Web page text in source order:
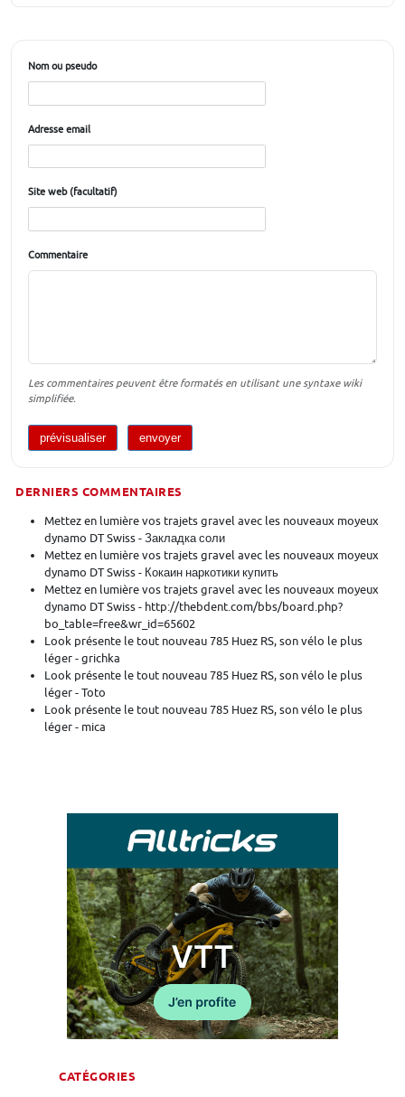
Nom ou pseudo
Adresse email
Site web (facultatif)
Commentaire
Les commentaires peuvent être formatés en utilisant une syntaxe wiki
simplifiée.
DERNIERS COMMENTAIRES
Mettez en lumière vos trajets gravel avec les nouveaux moyeux
dynamo DT Swiss - Закладка соли
Mettez en lumière vos trajets gravel avec les nouveaux moyeux
dynamo DT Swiss - Кокаин наркотики купить
Mettez en lumière vos trajets gravel avec les nouveaux moyeux
dynamo DT Swiss - http://thebdent.com/bbs/board.php?
bo_table=free&wr_id=65602
Look présente le tout nouveau 785 Huez RS, son vélo le plus
léger - grichka
Look présente le tout nouveau 785 Huez RS, son vélo le plus
léger - Toto
Look présente le tout nouveau 785 Huez RS, son vélo le plus
léger - mica
CATÉGORIES